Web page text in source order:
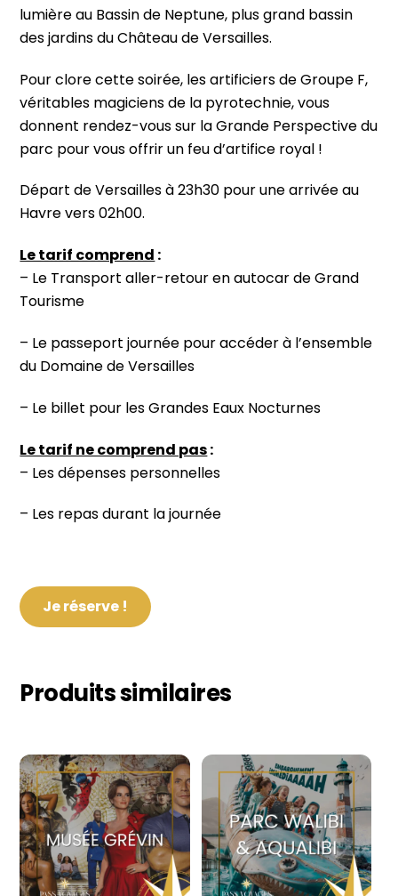
lumière au Bassin de Neptune, plus grand bassin
des jardins du Château de Versailles.
Pour clore cette soirée, les artificiers de Groupe F,
véritables magiciens de la pyrotechnie, vous
donnent rendez-vous sur la Grande Perspective du
parc pour vous offrir un feu d’artifice royal !
Départ de Versailles à 23h30 pour une arrivée au
Havre vers 02h00.
Le tarif comprend :
– Le Transport aller-retour en autocar de Grand
Tourisme
– Le passeport journée pour accéder à l’ensemble
du Domaine de Versailles
– Le billet pour les Grandes Eaux Nocturnes
Le tarif ne comprend pas:
– Les dépenses personnelles
– Les repas durant la journée
Je réserve !
Produits similaires